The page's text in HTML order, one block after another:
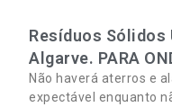
Resíduos Sólidos
Algarve. PARA
Não haverá aterros e
expectável enquanto